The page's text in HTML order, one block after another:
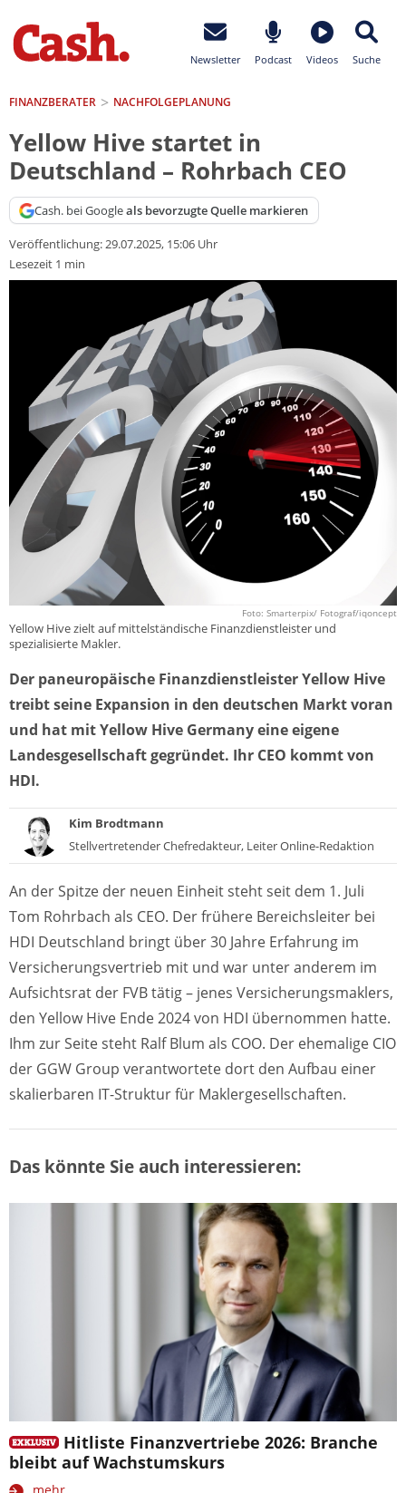
Newsletter Podcast Videos Suche
FINANZBERATER NACHFOLGEPLANUNG
Yellow Hive startet in
Deutschland – Rohrbach CEO
Cash. bei Googleals bevorzugte Quelle markieren
Veröffentlichung:29.07.2025, 15:06 Uhr
Lesezeit 1 min
Foto: Smarterpix/ Fotograf/iqoncept
Yellow Hive zielt auf mittelständische Finanzdienstleister und
spezialisierte Makler.
Der paneuropäische Finanzdienstleister Yellow Hive
treibt seine Expansion in den deutschen Markt voran
und hat mit Yellow Hive Germany eine eigene
Landesgesellschaft gegründet. Ihr CEO kommt von
HDI.
Kim Brodtmann
Stellvertretender Chefredakteur, Leiter Online-Redaktion
An der Spitze der neuen Einheit steht seit dem 1. Juli
Tom Rohrbach als CEO. Der frühere Bereichsleiter bei
HDI Deutschland bringt über 30 Jahre Erfahrung im
Versicherungsvertrieb mit und war unter anderem im
Aufsichtsrat der FVB tätig – jenes Versicherungsmaklers,
den Yellow Hive Ende 2024 von HDI übernommen hatte.
Ihm zur Seite steht Ralf Blum als COO. Der ehemalige CIO
der GGW Group verantwortete dort den Aufbau einer
skalierbaren IT-Struktur für Maklergesellschaften.
Das könnte Sie auch interessieren:
Hitliste Finanzvertriebe 2026: Branche
bleibt auf Wachstumskurs